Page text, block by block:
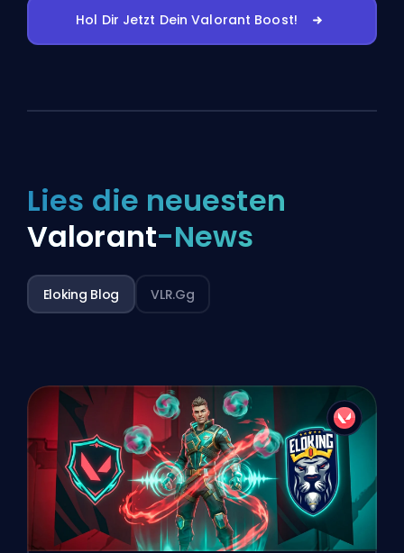
Hol Dir Jetzt Dein Valorant Boost!
Lies die neuesten
Valorant-News
Eloking Blog VLR.gg